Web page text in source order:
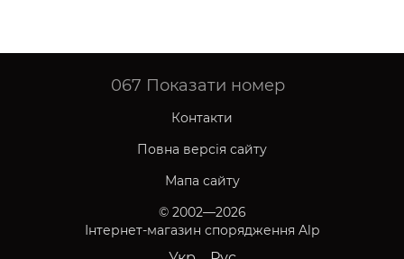
067 Показати номер
Контакти
Повна версія сайту
Мапа сайту
© 2002—2026
Інтернет-магазин спорядження Alp